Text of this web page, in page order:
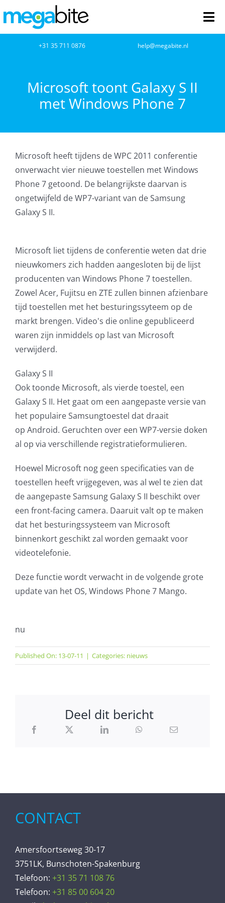
naar
inhoud
Netwerkbeheer
Cloud Computing
VOIP
Microsoft NCE
Office365
Glasvezelverbindingen
Microsoft software licenties
SLA overeenkomsten
Remote Help
WordPress SLA Contract
Contact
+31 35 711 0876 help@megabite.nl
Microsoft toont Galaxy S II
met Windows Phone 7
Microsoft heeft tijdens de WPC 2011 conferentie
onverwacht vier nieuwe toestellen met Windows
Phone 7 getoond. De belangrijkste daarvan is
ongetwijfeld de WP7-variant van de Samsung
Galaxy S II.
Microsoft liet tijdens de conferentie weten dat drie
nieuwkomers zich hadden aangesloten bij de lijst
producenten van Windows Phone 7 toestellen.
Zowel Acer, Fujitsu en ZTE zullen binnen afzienbare
tijd toestellen met het besturingssyteem op de
markt brengen. Video's die online gepubliceerd
waren zijn inmiddels op last van Microsoft
verwijderd.
Galaxy S II
Ook toonde Microsoft, als vierde toestel, een
Galaxy S II. Het gaat om een aangepaste versie van
het populaire Samsungtoestel dat draait
op Android. Geruchten over een WP7-versie doken
al op via verschillende registratieformulieren.
Hoewel Microsoft nog geen specificaties van de
toestellen heeft vrijgegeven, was al wel te zien dat
de aangepaste Samsung Galaxy S II beschikt over
een front-facing camera. Daaruit valt op te maken
dat het besturingssysteem van Microsoft
binnenkort geschikt zal worden gemaakt voor
videotelefonie.
Deze functie wordt verwacht in de volgende grote
update van het OS, Windows Phone 7 Mango.
nu
Published On: 13-07-11 | Categories: nieuws
Deel dit bericht
CONTACT
Amersfoortseweg 30-17
3751LK, Bunschoten-Spakenburg
Telefoon: +31 35 71 108 76
Telefoon: +31 85 00 604 20